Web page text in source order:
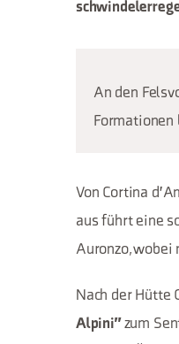
An den
Formationen
Von Cortina
aus führt eine
Auronzo, wobei
Nach der Hütte
Alpini" zum